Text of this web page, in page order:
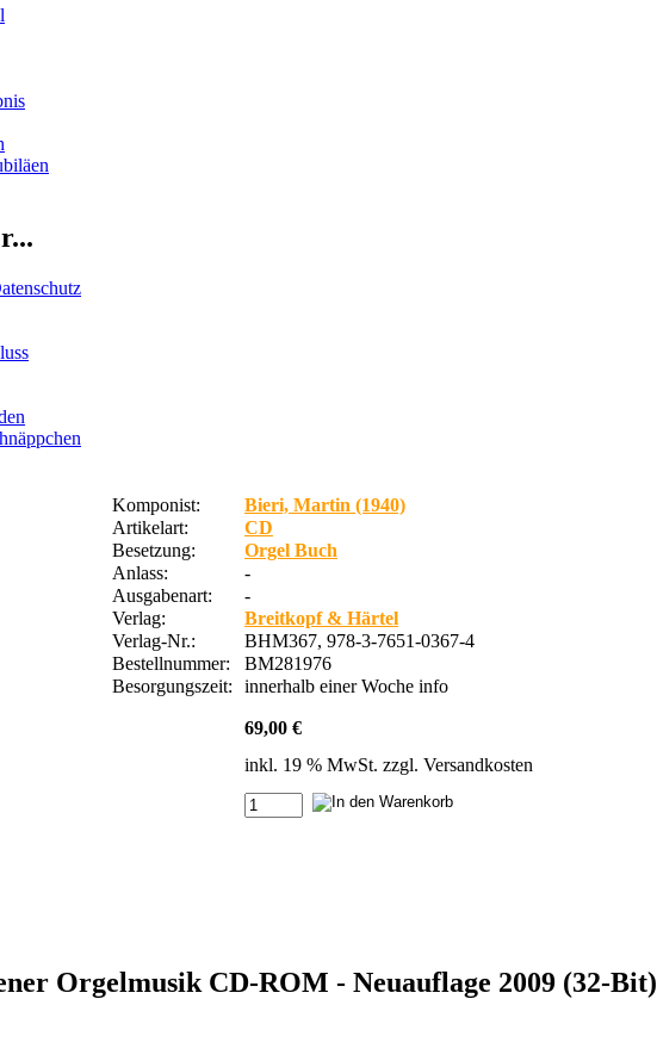
Komponist:
Bieri, Martin (1940)
Artikelart:
CD
Besetzung:
Orgel Buch
Anlass:
-
Ausgabenart:
-
Verlag:
Breitkopf & Härtel
Verlag-Nr.:
BHM367, 978-3-7651-0367-4
Bestellnummer:
BM281976
Besorgungszeit:
innerhalb einer Woche info
69,00 €
inkl. 19 % MwSt. zzgl. Versandkosten
Orgelmusik CD-ROM - Neuauflage 2009 (32-Bit)